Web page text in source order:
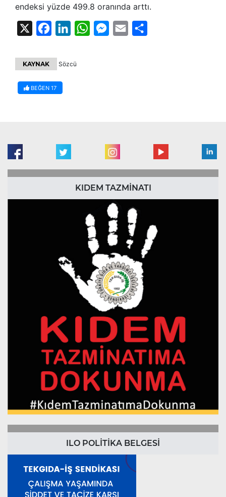
endeksi yüzde 499.8 oranında arttı.
FacebookLinkedInWhatsAppMessenger
Email
KAYNAK Sözcü
BEĞEN 17
KIDEM TAZMİNATI
ILO POLİTİKA BELGESİ